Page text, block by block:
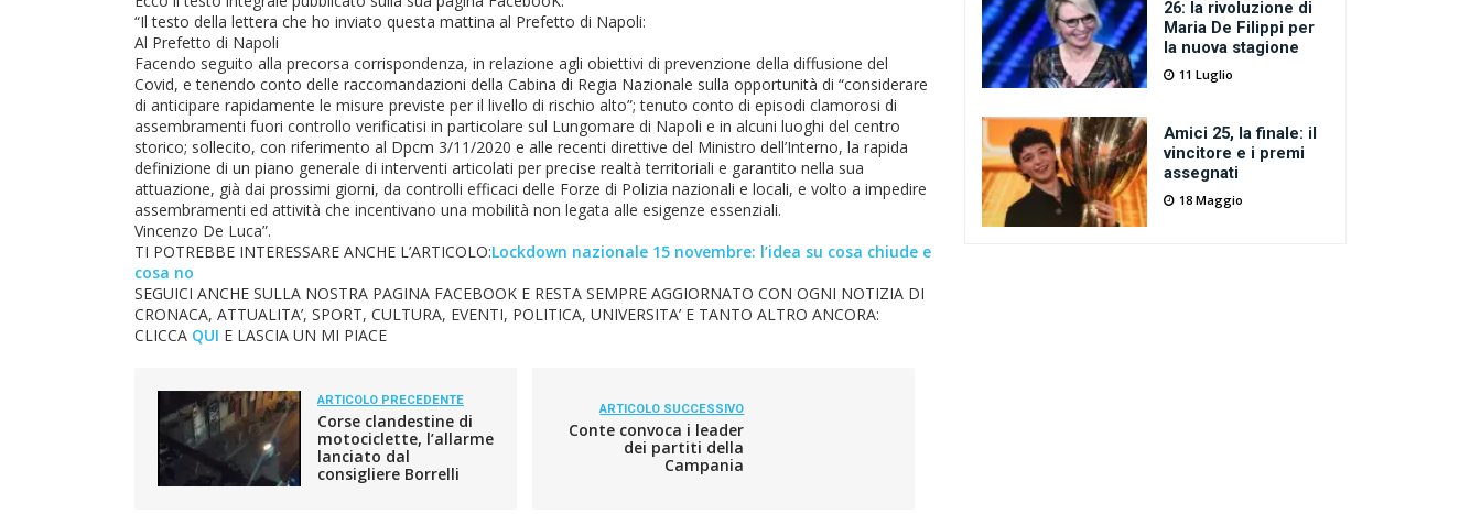
“Il testo della lettera che ho inviato questa mattina al Prefetto di Napoli:
Al Prefetto di Napoli
Facendo seguito alla precorsa corrispondenza, in relazione agli obiettivi di prevenzione della diffusione del
Covid, e tenendo conto delle raccomandazioni della Cabina di Regia Nazionale sulla opportunità di “considerare
di anticipare rapidamente le misure previste per il livello di rischio alto”; tenuto conto di episodi clamorosi di
assembramenti fuori controllo verificatisi in particolare sul Lungomare di Napoli e in alcuni luoghi del centro
storico; sollecito, con riferimento al Dpcm 3/11/2020 e alle recenti direttive del Ministro dell’Interno, la rapida
definizione di un piano generale di interventi articolati per precise realtà territoriali e garantito nella sua
attuazione, già dai prossimi giorni, da controlli efficaci delle Forze di Polizia nazionali e locali, e volto a impedire
assembramenti ed attività che incentivano una mobilità non legata alle esigenze essenziali.
Vincenzo De Luca”.
TI POTREBBE INTERESSARE ANCHE L’ARTICOLO:Lockdown nazionale 15 novembre: l’idea su cosa chiude e
cosa no
SEGUICI ANCHE SULLA NOSTRA PAGINA FACEBOOK E RESTA SEMPRE AGGIORNATO CON OGNI NOTIZIA DI
CRONACA, ATTUALITA’, SPORT, CULTURA, EVENTI, POLITICA, UNIVERSITA’ E TANTO ALTRO ANCORA:
CLICCA QUI E LASCIA UN MI PIACE
ARTICOLO PRECEDENTE
Corse clandestine di
motociclette, l’allarme
lanciato dal
consigliere Borrelli
ARTICOLO SUCCESSIVO
Conte convoca i leader
dei partiti della
Campania
26: la rivoluzione di
Maria De Filippi per
la nuova stagione
11 Luglio
Amici 25, la finale: il
vincitore e i premi
assegnati
18 Maggio